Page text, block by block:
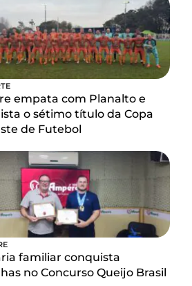
empata com Planalto e
o sétimo título da Copa
de Futebol
familiar conquista
no Concurso Queijo Brasil